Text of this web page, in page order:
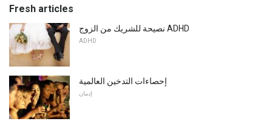
Fresh articles
نصيحة للشريك من الزوج ADHD
ADHD
إحصاءات التدخين العالمية
إدمان